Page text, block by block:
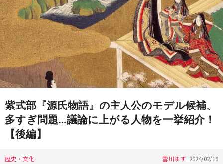
紫式部『源氏物語』の主人公のモデル候補、
多すぎ問題…議論に上がる人物を一挙紹介！
【後編】
歴史・文化 雲川ゆず 2024/02/19